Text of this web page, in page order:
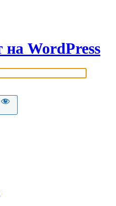
на WordPress